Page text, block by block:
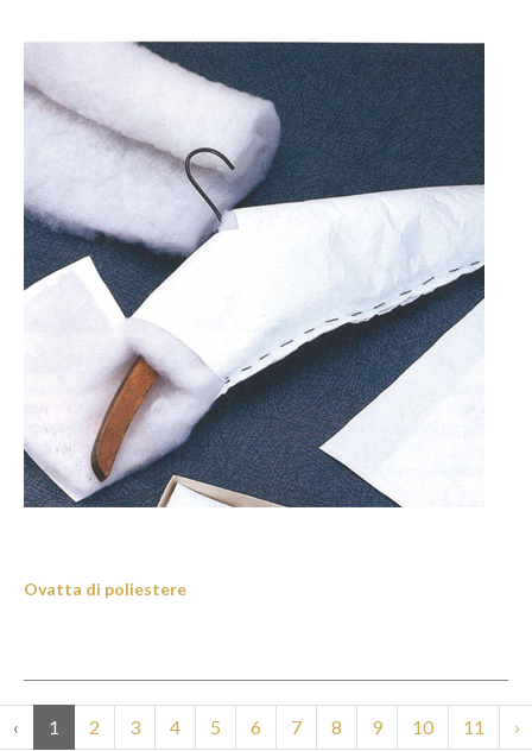
Ovatta di poliestere
‹ 1 2 3 4 5 6 7 8 9 10 11 ›